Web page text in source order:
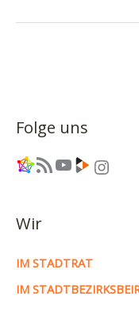
Folge uns
Link RSS-Feed YouTube Link Instagram
Wir
IM STADTRAT
IM